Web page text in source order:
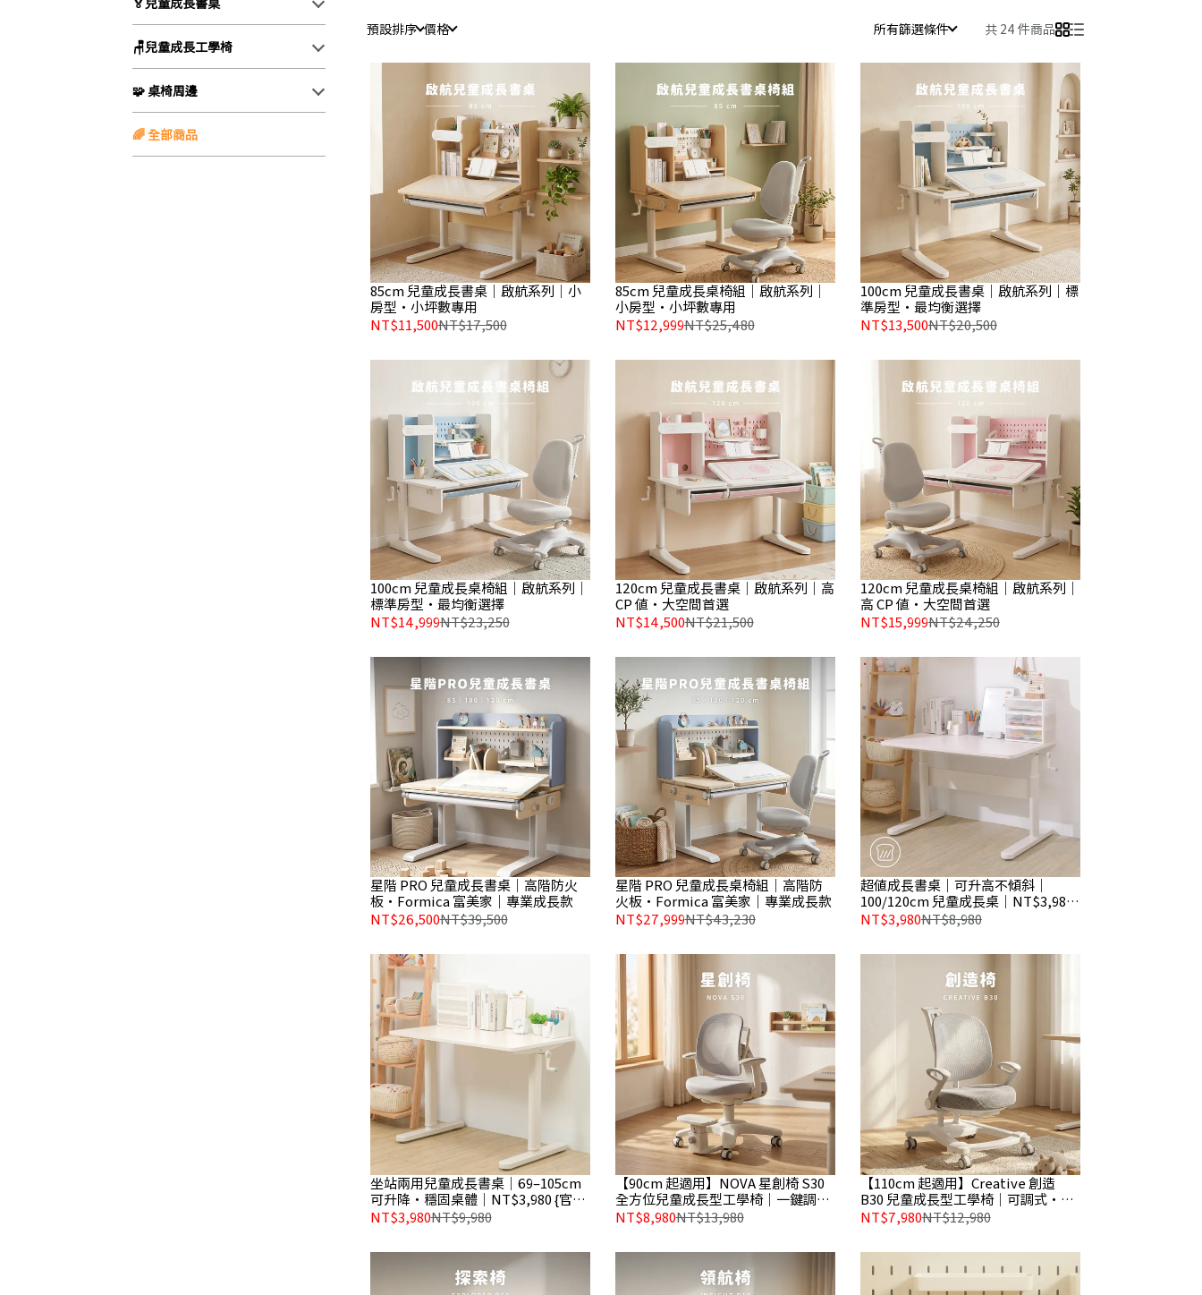
🪑兒童成長工學椅
🧩 桌椅周邊
🌈 全部商品
預設排序 價格 所有篩選條件 共 24 件商品
85cm 兒童成長書桌｜啟航系列｜小
房型・小坪數專用
NT$11,500NT$17,500
85cm 兒童成長桌椅組｜啟航系列｜
小房型・小坪數專用
NT$12,999NT$25,480
100cm 兒童成長書桌｜啟航系列｜標
準房型・最均衡選擇
NT$13,500NT$20,500
100cm 兒童成長桌椅組｜啟航系列｜
標準房型・最均衡選擇
NT$14,999NT$23,250
120cm 兒童成長書桌｜啟航系列｜高
CP 值・大空間首選
NT$14,500NT$21,500
120cm 兒童成長桌椅組｜啟航系列｜
高 CP 值・大空間首選
NT$15,999NT$24,250
星階 PRO 兒童成長書桌｜高階防火
板・Formica 富美家｜專業成長款
NT$26,500NT$39,500
星階 PRO 兒童成長桌椅組｜高階防
火板・Formica 富美家｜專業成長款
NT$27,999NT$43,230
超值成長書桌｜可升高不傾斜｜
100/120cm 兒童成長桌｜NT$3,980
{官網限定 門市未展示}
NT$3,980NT$8,980
坐站兩用兒童成長書桌｜69–105cm
可升降・穩固桌體｜NT$3,980 {官網
限定 門市未展示｝
NT$3,980NT$9,980
【90cm 起適用】NOVA 星創椅 S30
全方位兒童成長型工學椅｜一鍵調
整・SGS 氣壓棒・網布椅背
NT$8,980NT$13,980
【110cm 起適用】Creative 創造
B30 兒童成長型工學椅｜可調式・高
支撐・網布椅背
NT$7,980NT$12,980